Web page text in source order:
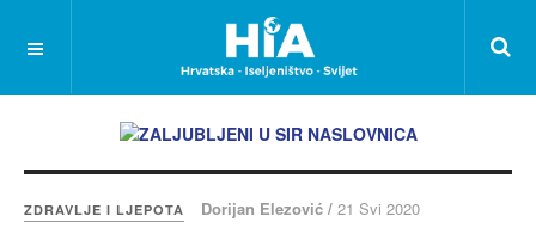
ZDRAVLJE I LJEPOTA Dorijan Elezović / 21 Svi 2020